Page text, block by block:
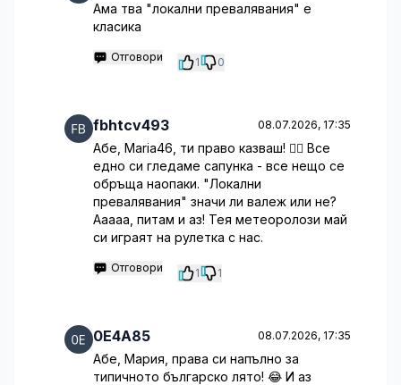
Ама тва "локални превалявания" е
класика
Отговори 1 0
fbhtcv493 08.07.2026, 17:35
Абе, Maria46, ти право казваш! 🤦‍♂️ Все
едно си гледаме сапунка - все нещо се
обръща наопаки. "Локални
превалявания" значи ли валеж или не?
Ааааа, питам и аз! Тея метеоролози май
си играят на рулетка с нас.
Отговори 1 1
0E4A85 08.07.2026, 17:35
Абе, Мария, права си напълно за
типичното българско лято! 😂 И аз